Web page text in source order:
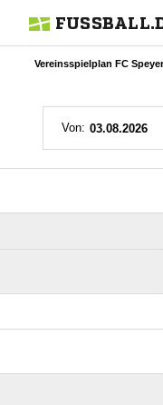
Vereinsspielplan FC
Von: